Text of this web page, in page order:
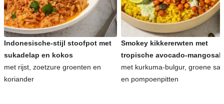
Indonesische-stijl stoofpot met
sukadelap en kokos
met rijst, zoetzure groenten en
koriander
Smokey kikkererwten met
tropische avocado-
met kurkuma-bulgur, groene
en pompoenpitten